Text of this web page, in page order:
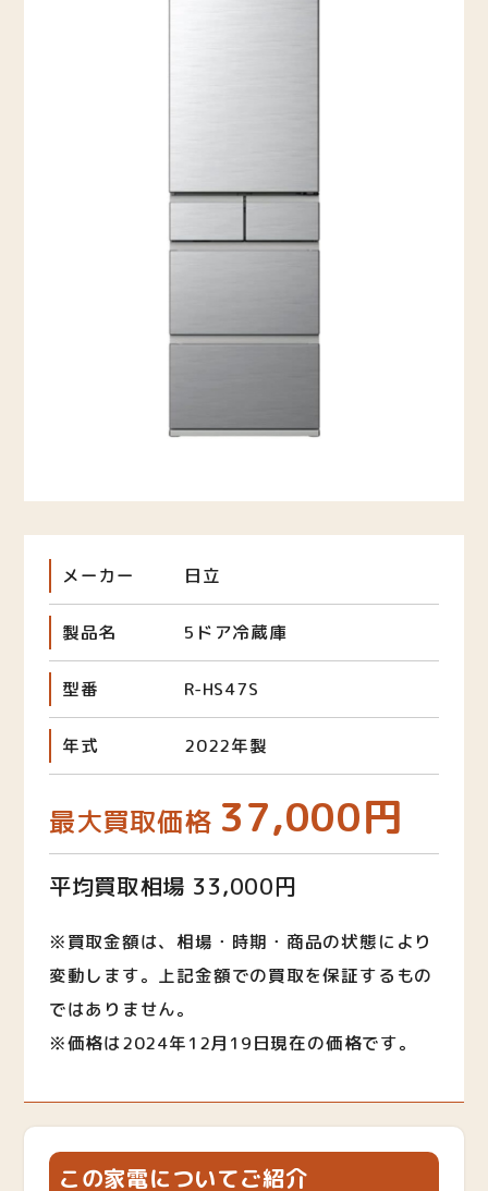
メーカー 日立
製品名 5ドア冷蔵庫
型番 R-HS47S
年式 2022年製
最大買取価格 37,000円
平均買取相場 33,000円
※買取金額は、相場・時期・商品の状態により
変動します。上記金額での買取を保証するもの
ではありません。
※価格は2024年12月19日現在の価格です。
この家電についてご紹介